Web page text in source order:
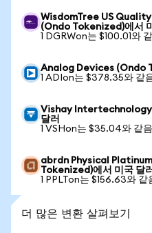
WisdomTree US
(Ondo Tokenized)에서
1 DGRWon는 $100.01와
Analog Devices (Ondo
1 ADIon는 $378.35와 같
Vishay Intertechnology
달러
1 VSHon는 $35.04와 같음
abrdn Physical
Tokenized)에서 미국 달러
1 PPLTon는 $156.63와 같
더 많은 변환 살펴보기